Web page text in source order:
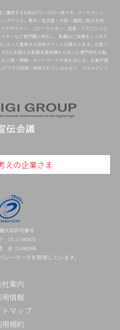
構成するKAIGIグループの一員です。マーケティン
プクラス。東京・名古屋・大阪・福岡に拠点を持
デザイナー、コピーライター、営業・アカウントエ
ターなど専門職に特化し、転職のご支援をしており
よって重視する採用ポイントは異なります。企業ご
万人を超える転職支援実績から培った専門特化の転
人脈・情報・ネットワークがあればこそ。企業が選
プラス評価・採用されているかなど、マスメディア
えの企業さま
大臣許可番号
13-ユ-040475
派 13-040596
シーマークを取得しています。
社案内
用情報
トマップ
用規約